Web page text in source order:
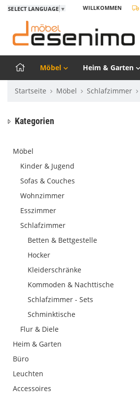
SELECT LANGUAGE ▼ WILLKOMMEN
Möbel Heim & Garten
Startseite Möbel Schlafzimmer
Kategorien
Möbel
Kinder & Jugend
Sofas & Couches
Wohnzimmer
Esszimmer
Schlafzimmer
Betten & Bettgestelle
Hocker
Kleiderschränke
Kommoden & Nachttische
Schlafzimmer - Sets
Schminktische
Flur & Diele
Heim & Garten
Büro
Leuchten
Accessoires